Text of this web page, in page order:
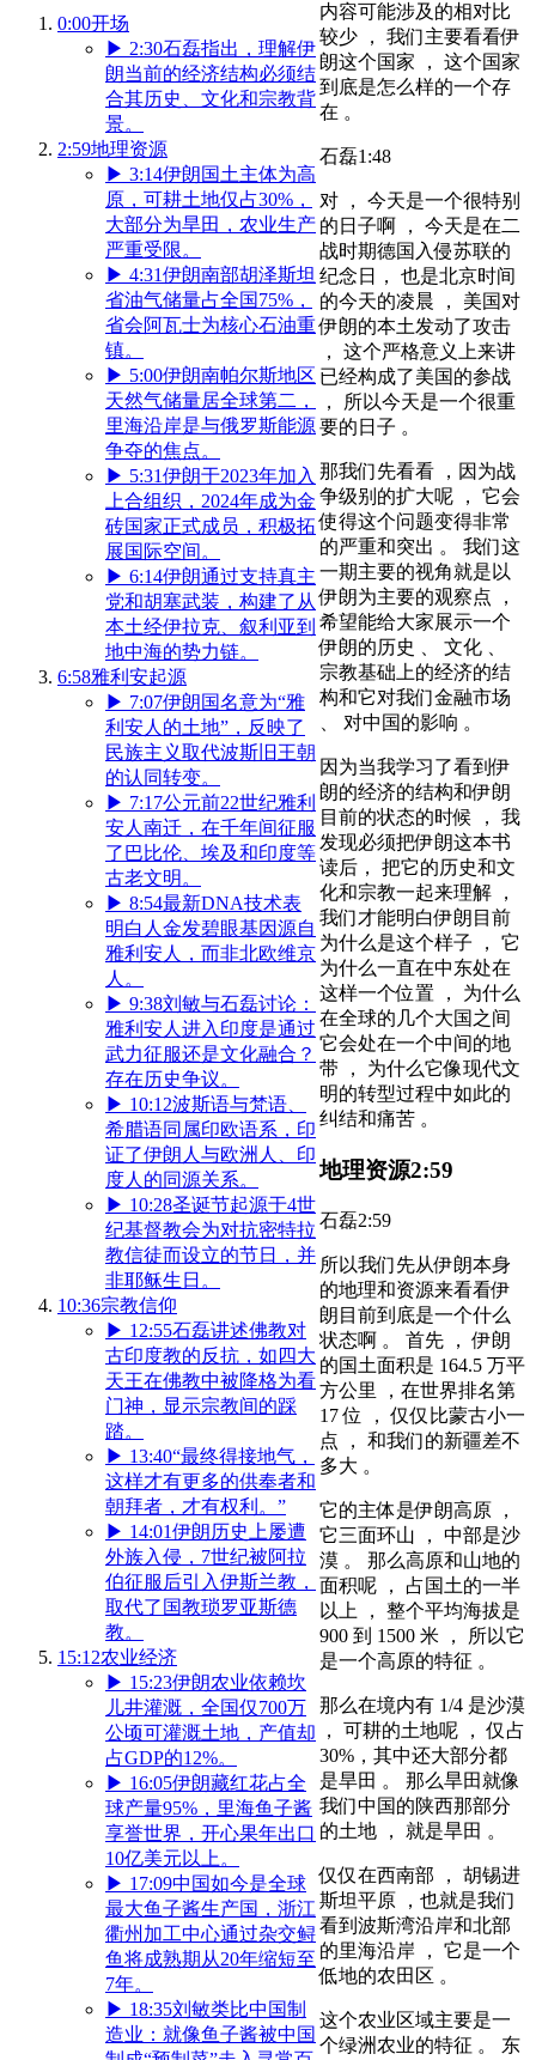
0:00开场
▶ 2:30石磊指出，理解伊
朗当前的经济结构必须结
合其历史、文化和宗教背
景。
2:59地理资源
▶ 3:14伊朗国土主体为高
原，可耕土地仅占30%，
大部分为旱田，农业生产
严重受限。
▶ 4:31伊朗南部胡泽斯坦
省油气储量占全国75%，
省会阿瓦士为核心石油重
镇。
▶ 5:00伊朗南帕尔斯地区
天然气储量居全球第二，
里海沿岸是与俄罗斯能源
争夺的焦点。
▶ 5:31伊朗于2023年加入
上合组织，2024年成为金
砖国家正式成员，积极拓
展国际空间。
▶ 6:14伊朗通过支持真主
党和胡塞武装，构建了从
本土经伊拉克、叙利亚到
地中海的势力链。
6:58雅利安起源
▶ 7:07伊朗国名意为“雅
利安人的土地”，反映了
民族主义取代波斯旧王朝
的认同转变。
▶ 7:17公元前22世纪雅利
安人南迁，在千年间征服
了巴比伦、埃及和印度等
古老文明。
▶ 8:54最新DNA技术表
明白人金发碧眼基因源自
雅利安人，而非北欧维京
人。
▶ 9:38刘敏与石磊讨论：
雅利安人进入印度是通过
武力征服还是文化融合？
存在历史争议。
▶ 10:12波斯语与梵语、
希腊语同属印欧语系，印
证了伊朗人与欧洲人、印
度人的同源关系。
▶ 10:28圣诞节起源于4世
纪基督教会为对抗密特拉
教信徒而设立的节日，并
非耶稣生日。
10:36宗教信仰
▶ 12:55石磊讲述佛教对
古印度教的反抗，如四大
天王在佛教中被降格为看
门神，显示宗教间的踩
踏。
▶ 13:40“最终得接地气，
这样才有更多的供奉者和
朝拜者，才有权利。”
▶ 14:01伊朗历史上屡遭
外族入侵，7世纪被阿拉
伯征服后引入伊斯兰教，
取代了国教琐罗亚斯德
教。
15:12农业经济
▶ 15:23伊朗农业依赖坎
儿井灌溉，全国仅700万
公顷可灌溉土地，产值却
占GDP的12%。
▶ 16:05伊朗藏红花占全
球产量95%，里海鱼子酱
享誉世界，开心果年出口
10亿美元以上。
▶ 17:09中国如今是全球
最大鱼子酱生产国，浙江
衢州加工中心通过杂交鲟
鱼将成熟期从20年缩短至
7年。
▶ 18:35刘敏类比中国制
造业：就像鱼子酱被中国
内容可能涉及的相对比
较少 ， 我们主要看看伊
朗这个国家 ， 这个国家
到底是怎么样的一个存
在 。
石磊1:48
对 ， 今天是一个很特别
的日子啊 ， 今天是在二
战时期德国入侵苏联的
纪念日， 也是北京时间
的今天的凌晨 ， 美国对
伊朗的本土发动了攻击
， 这个严格意义上来讲
已经构成了美国的参战
， 所以今天是一个很重
要的日子 。
那我们先看看 ，因为战
争级别的扩大呢 ， 它会
使得这个问题变得非常
的严重和突出 。 我们这
一期主要的视角就是以
伊朗为主要的观察点 ，
希望能给大家展示一个
伊朗的历史 、 文化 、
宗教基础上的经济的结
构和它对我们金融市场
、 对中国的影响 。
因为当我学习了看到伊
朗的经济的结构和伊朗
目前的状态的时候 ， 我
发现必须把伊朗这本书
读后， 把它的历史和文
化和宗教一起来理解 ，
我们才能明白伊朗目前
为什么是这个样子 ， 它
为什么一直在中东处在
这样一个位置 ， 为什么
在全球的几个大国之间
它会处在一个中间的地
带 ， 为什么它像现代文
明的转型过程中如此的
纠结和痛苦 。
地理资源2:59
石磊2:59
所以我们先从伊朗本身
的地理和资源来看看伊
朗目前到底是一个什么
状态啊 。 首先 ， 伊朗
的国土面积是 164.5 万平
方公里 ，在世界排名第
17 位 ， 仅仅比蒙古小一
点 ， 和我们的新疆差不
多大 。
它的主体是伊朗高原 ，
它三面环山 ， 中部是沙
漠 。 那么高原和山地的
面积呢 ， 占国土的一半
以上 ， 整个平均海拔是
900 到 1500 米 ， 所以它
是一个高原的特征 。
那么在境内有 1/4 是沙漠
， 可耕的土地呢 ， 仅占
30%，其中还大部分都
是旱田 。 那么旱田就像
我们中国的陕西那部分
的土地 ， 就是旱田 。
仅仅在西南部 ， 胡锡进
斯坦平原 ，也就是我们
看到波斯湾沿岸和北部
的里海沿岸 ， 它是一个
低地的农田区 。
这个农业区域主要是一
个绿洲农业的特征 。 东